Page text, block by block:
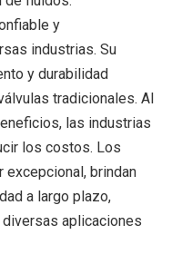
y
industrias. Su
y durabilidad
tradicionales. Al
las industrias
los costos. Los
excepcional, brindan
a largo plazo,
aplicaciones